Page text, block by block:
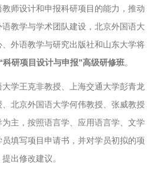
师设计和申报科研项目的能力，推动
教学与学术团队建设，北京外国语大
外语教学与研究出版社和山东大学将
“科研项目设计与申报”高级研修班。
学王克非教授、上海交通大学彭青龙
北京外国语大学何伟教授、张威教授
主，按照语言学、应用语言学、文学
填写项目申请书，并对学员初拟的项
出修改建议。